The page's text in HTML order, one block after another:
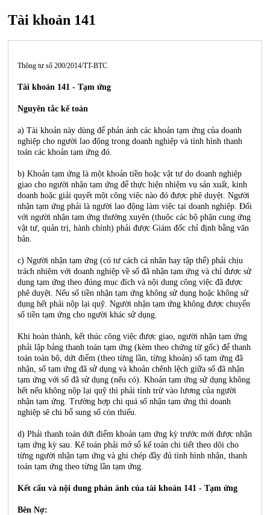
Tài khoản 141
Thông tư số 200/2014/TT-BTC
Tài khoản 141 - Tạm ứng
Nguyên tắc kế toán
a) Tài khoản này dùng để phản ánh các khoản tạm ứng của doanh
nghiệp cho người lao động trong doanh nghiệp và tình hình thanh
toán các khoản tạm ứng đó.
b) Khoản tạm ứng là một khoản tiền hoặc vật tư do doanh nghiệp
giao cho người nhận tạm ứng để thực hiện nhiệm vụ sản xuất, kinh
doanh hoặc giải quyết một công việc nào đó được phê duyệt. Người
nhận tạm ứng phải là người lao động làm việc tại doanh nghiệp. Đối
với người nhận tạm ứng thường xuyên (thuộc các bộ phận cung ứng
vật tư, quản trị, hành chính) phải được Giám đốc chỉ định bằng văn
bản.
c) Người nhận tạm ứng (có tư cách cá nhân hay tập thể) phải chịu
trách nhiệm với doanh nghiệp về số đã nhận tạm ứng và chỉ được sử
dụng tạm ứng theo đúng mục đích và nội dung công việc đã được
phê duyệt. Nếu số tiền nhận tạm ứng không sử dụng hoặc không sử
dụng hết phải nộp lại quỹ. Người nhận tạm ứng không được chuyển
số tiền tạm ứng cho người khác sử dụng.
Khi hoàn thành, kết thúc công việc được giao, người nhận tạm ứng
phải lập bảng thanh toán tạm ứng (kèm theo chứng từ gốc) để thanh
toán toàn bộ, dứt điểm (theo từng lần, từng khoản) số tạm ứng đã
nhận, số tạm ứng đã sử dụng và khoản chênh lệch giữa số đã nhận
tạm ứng với số đã sử dụng (nếu có). Khoản tạm ứng sử dụng không
hết nếu không nộp lại quỹ thì phải tính trừ vào lương của người
nhận tạm ứng. Trường hợp chi quá số nhận tạm ứng thì doanh
nghiệp sẽ chi bổ sung số còn thiếu.
d) Phải thanh toán dứt điểm khoản tạm ứng kỳ trước mới được nhận
tạm ứng kỳ sau. Kế toán phải mở sổ kế toán chi tiết theo dõi cho
từng người nhận tạm ứng và ghi chép đầy đủ tình hình nhận, thanh
toán tạm ứng theo từng lần tạm ứng.
Kết cấu và nội dung phản ánh của tài khoản 141 - Tạm ứng
Bên Nợ: